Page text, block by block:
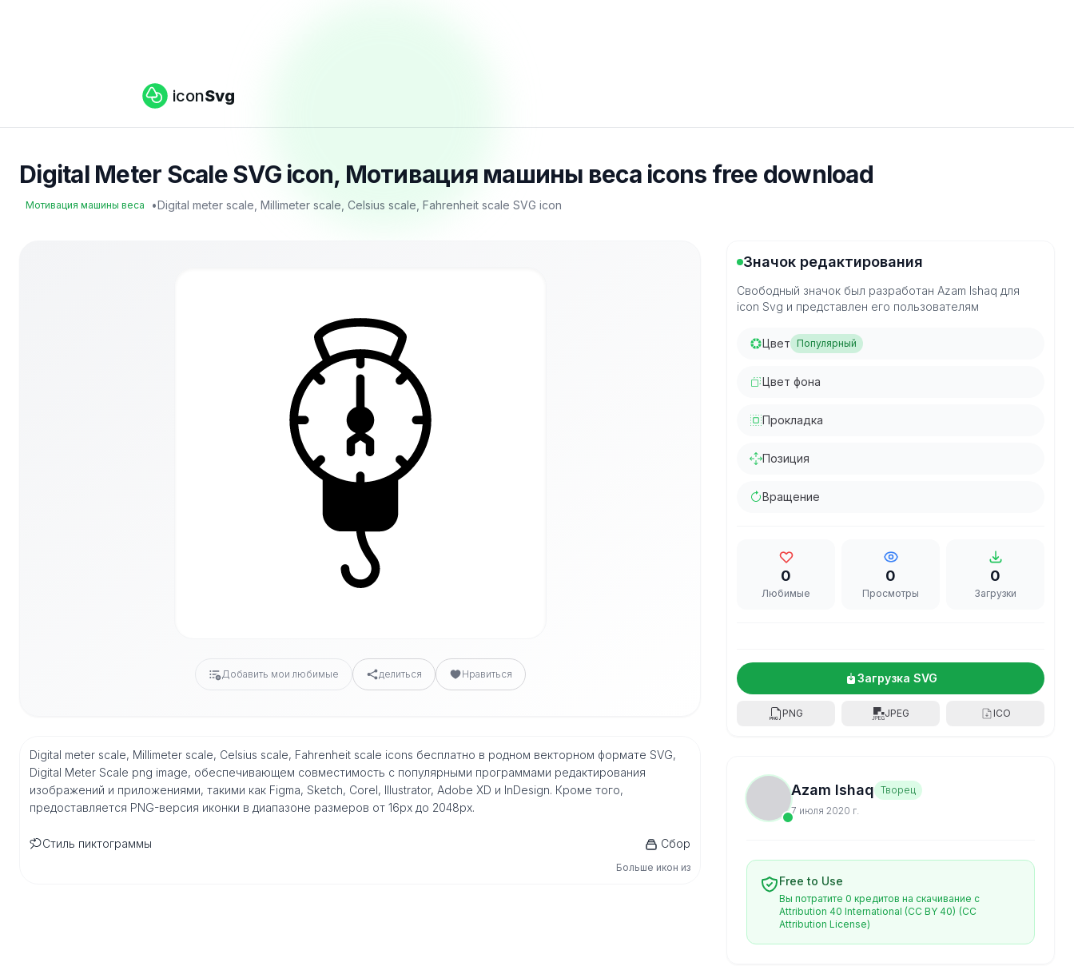
iconSvg
Digital Meter Scale SVG icon, Мотивация машины веса icons free download
Мотивация машины веса •Digital meter scale, Millimeter scale, Celsius scale, Fahrenheit scale SVG icon
Добавить мои любимые делиться Нравиться
Digital meter scale, Millimeter scale, Celsius scale, Fahrenheit scale icons бесплатно в родном векторном формате SVG,
Digital Meter Scale png image, обеспечивающем совместимость с популярными программами редактирования
изображений и приложениями, такими как Figma, Sketch, Corel, Illustrator, Adobe XD и InDesign. Кроме того,
предоставляется PNG-версия иконки в диапазоне размеров от 16px до 2048px.
Стиль пиктограммы Сбор
Больше икон из
Значок редактирования
Свободный значок был разработан Azam Ishaq для
icon Svg и представлен его пользователям
Цвет Популярный
Цвет фона
Прокладка
Позиция
Вращение
0
Любимые
0
Просмотры
0
Загрузки
Загрузка SVG
PNG JPEG ICO
Azam Ishaq Творец
7 июля 2020 г.
Free to Use
Вы потратите 0 кредитов на скачивание с
Attribution 40 International (CC BY 40) (CC
Attribution License)